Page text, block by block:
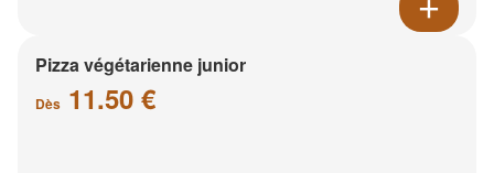
Pizza végétarienne junior
Dès 11.50 €